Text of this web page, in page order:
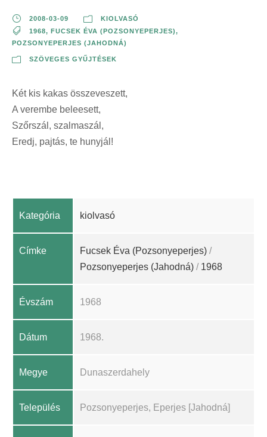
2008-03-09
KIOLVASÓ
1968, FUCSEK ÉVA (POZSONYEPERJES),
POZSONYEPERJES (JAHODNÁ)
SZÖVEGES GYŰJTÉSEK
Két kis kakas összeveszett,
A verembe beleesett,
Szőrszál, szalmaszál,
Eredj, pajtás, te hunyjál!
Kategória kiolvasó
Címke Fucsek Éva (Pozsonyeperjes) /
Pozsonyeperjes (Jahodná) / 1968
Évszám 1968
Dátum 1968.
Megye Dunaszerdahely
Település Pozsonyeperjes, Eperjes [Jahodná]